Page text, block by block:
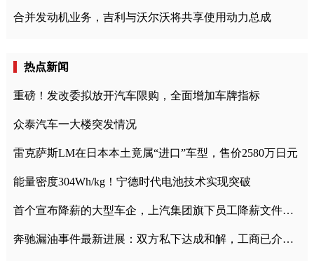
合并发动机业务，吉利与沃尔沃将共享使用动力总成
热点新闻
重磅！发改委拟放开汽车限购，全面增加车牌指标
众泰汽车一大楼突发情况
雷克萨斯LM在日本本土竟属“进口”车型，售价2580万日元
能量密度304Wh/kg！宁德时代电池技术实现突破
首个宣布降薪的大型车企，上汽集团旗下员工降薪文件曝光
奔驰漏油事件最新进展：双方私下达成和解，工商已介入调查